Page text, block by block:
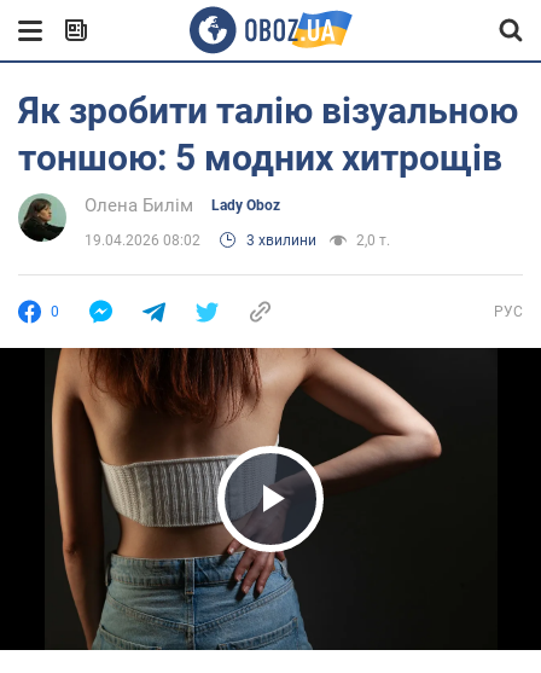
Як зробити талію візуальною
тоншою: 5 модних хитрощів
Олена Билім Lady Oboz
19.04.2026 08:02 3 хвилини 2,0 т.
0 РУС
Play Video